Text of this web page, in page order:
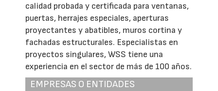
calidad probada y certificada para ventanas,
puertas, herrajes especiales, aperturas
proyectantes y abatibles, muros cortina y
fachadas estructurales. Especialistas en
proyectos singulares, WSS tiene una
experiencia en el sector de más de 100 años.
EMPRESAS O ENTIDADES